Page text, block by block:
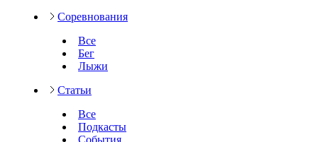
Соревнования
Все
Бег
Лыжи
Статьи
Все
Подкасты
События